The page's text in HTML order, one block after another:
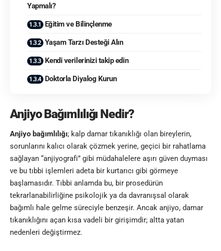
Yapmalı?
Eğitim ve Bilinçlenme
Yaşam Tarzı Desteği Alın
Kendi verilerinizi takip edin
Doktorla Diyalog Kurun
Anjiyo Bağımlılığı Nedir?
Anjiyo bağımlılığı; kalp damar tıkanıklığı olan bireylerin,
sorunlarını kalıcı olarak çözmek yerine, geçici bir rahatlama
sağlayan “anjiyografi” gibi müdahalelere aşırı güven duyması
ve bu tıbbi işlemleri adeta bir kurtarıcı gibi görmeye
başlamasıdır. Tıbbi anlamda bu, bir prosedürün
tekrarlanabilirliğine psikolojik ya da davranışsal olarak
bağımlı hale gelme süreciyle benzeşir. Ancak anjiyo, damar
tıkanıklığını açan kısa vadeli bir girişimdir; altta yatan
nedenleri değiştirmez.